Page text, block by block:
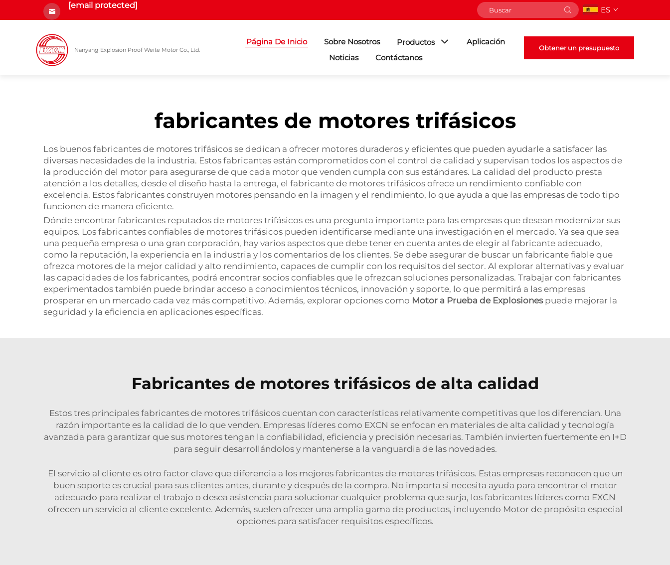
[email protected] ES
Nanyang Explosion Proof Weite Motor Co., Ltd.
Página De Inicio Sobre Nosotros Productos
Aplicación
Noticias
Contáctanos
Obtener un presupuesto
fabricantes de motores trifásicos
Los buenos fabricantes de motores trifásicos se dedican a ofrecer motores duraderos y eficientes que pueden ayudarle a satisfacer las
diversas necesidades de la industria. Estos fabricantes están comprometidos con el control de calidad y supervisan todos los aspectos de
la producción del motor para asegurarse de que cada motor que venden cumpla con sus estándares. La calidad del producto presta
atención a los detalles, desde el diseño hasta la entrega, el fabricante de motores trifásicos ofrece un rendimiento confiable con
excelencia. Estos fabricantes construyen motores pensando en la imagen y el rendimiento, lo que ayuda a que las empresas de todo tipo
funcionen de manera eficiente.
Dónde encontrar fabricantes reputados de motores trifásicos es una pregunta importante para las empresas que desean modernizar sus
equipos. Los fabricantes confiables de motores trifásicos pueden identificarse mediante una investigación en el mercado. Ya sea que sea
una pequeña empresa o una gran corporación, hay varios aspectos que debe tener en cuenta antes de elegir al fabricante adecuado,
como la reputación, la experiencia en la industria y los comentarios de los clientes. Se debe asegurar de buscar un fabricante fiable que
ofrezca motores de la mejor calidad y alto rendimiento, capaces de cumplir con los requisitos del sector. Al explorar alternativas y evaluar
las capacidades de los fabricantes, podrá encontrar socios confiables que le ofrezcan soluciones personalizadas. Trabajar con fabricantes
experimentados también puede brindar acceso a conocimientos técnicos, innovación y soporte, lo que permitirá a las empresas
prosperar en un mercado cada vez más competitivo. Además, explorar opciones como Motor a Prueba de Explosiones puede mejorar la
seguridad y la eficiencia en aplicaciones específicas.
Fabricantes de motores trifásicos de alta calidad
Estos tres principales fabricantes de motores trifásicos cuentan con características relativamente competitivas que los diferencian. Una
razón importante es la calidad de lo que venden. Empresas líderes como EXCN se enfocan en materiales de alta calidad y tecnología
avanzada para garantizar que sus motores tengan la confiabilidad, eficiencia y precisión necesarias. También invierten fuertemente en I+D
para seguir desarrollándolos y mantenerse a la vanguardia de las novedades.
El servicio al cliente es otro factor clave que diferencia a los mejores fabricantes de motores trifásicos. Estas empresas reconocen que un
buen soporte es crucial para sus clientes antes, durante y después de la compra. No importa si necesita ayuda para encontrar el motor
adecuado para realizar el trabajo o desea asistencia para solucionar cualquier problema que surja, los fabricantes líderes como EXCN
ofrecen un servicio al cliente excelente. Además, suelen ofrecer una amplia gama de productos, incluyendo Motor de propósito especial
opciones para satisfacer requisitos específicos.